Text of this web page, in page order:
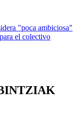
"poca ambiciosa"
el colectivo